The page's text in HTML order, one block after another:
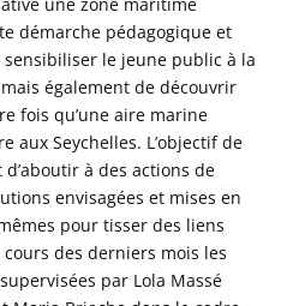
démarche pédagogique et
le jeune public à la
également de découvrir
fois qu’une aire marine
aux Seychelles. L’objectif de
à des actions de
envisagées et mises en
pour tisser des liens
des derniers mois les
par Lola Massé